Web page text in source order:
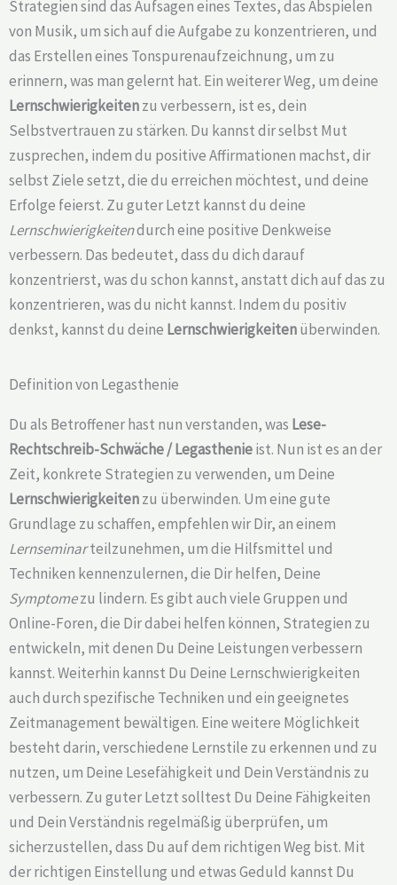
Strategien sind das Aufsagen eines Textes, das Abspielen
von Musik, um sich auf die Aufgabe zu konzentrieren, und
das Erstellen eines Tonspurenaufzeichnung, um zu
erinnern, was man gelernt hat. Ein weiterer Weg, um deine
Lernschwierigkeitenzu verbessern, ist es, dein
Selbstvertrauen zu stärken. Du kannst dir selbst Mut
zusprechen, indem du positive Affirmationen machst, dir
selbst Ziele setzt, die du erreichen möchtest, und deine
Erfolge feierst. Zu guter Letzt kannst du deine
Lernschwierigkeitendurch eine positive Denkweise
verbessern. Das bedeutet, dass du dich darauf
konzentrierst, was du schon kannst, anstatt dich auf das zu
konzentrieren, was du nicht kannst. Indem du positiv
denkst, kannst du deine Lernschwierigkeitenüberwinden.
Definition von Legasthenie
Du als Betroffener hast nun verstanden, was Lese-
Rechtschreib-Schwäche /Legasthenieist. Nun ist es an der
Zeit, konkrete Strategien zu verwenden, um Deine
Lernschwierigkeitenzu überwinden. Um eine gute
Grundlage zu schaffen, empfehlen wir Dir, an einem
Lernseminarteilzunehmen, um die Hilfsmittel und
Techniken kennenzulernen, die Dir helfen, Deine
Symptomezu lindern. Es gibt auch viele Gruppen und
Online-Foren, die Dir dabei helfen können, Strategien zu
entwickeln, mit denen Du Deine Leistungen verbessern
kannst. Weiterhin kannst Du Deine Lernschwierigkeiten
auch durch spezifische Techniken und ein geeignetes
Zeitmanagement bewältigen. Eine weitere Möglichkeit
besteht darin, verschiedene Lernstile zu erkennen und zu
nutzen, um Deine Lesefähigkeit und Dein Verständnis zu
verbessern. Zu guter Letzt solltest Du Deine Fähigkeiten
und Dein Verständnis regelmäßig überprüfen, um
sicherzustellen, dass Du auf dem richtigen Weg bist. Mit
der richtigen Einstellung und etwas Geduld kannst Du